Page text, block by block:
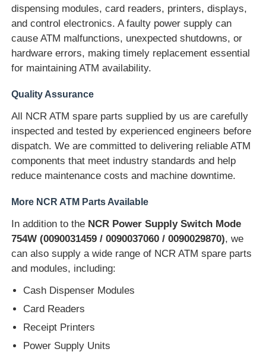
Glory NMD ATM Parts
OKIATM部品
請求書受領者
紙幣ソート機
カード プリンター
POS端末
ATMのスペアパーツ
dispensing modules, card readers, printers, displays,
and control electronics. A faulty power supply can
cause ATM malfunctions, unexpected shutdowns, or
hardware errors, making timely replacement essential
for maintaining ATM availability.
Quality Assurance
All NCR ATM spare parts supplied by us are carefully
inspected and tested by experienced engineers before
dispatch. We are committed to delivering reliable ATM
components that meet industry standards and help
reduce maintenance costs and machine downtime.
More NCR ATM Parts Available
In addition to the NCR Power Supply Switch Mode
754W (0090031459 / 0090037060 / 0090029870), we
can also supply a wide range of NCR ATM spare parts
and modules, including:
Cash Dispenser Modules
Card Readers
Receipt Printers
Power Supply Units